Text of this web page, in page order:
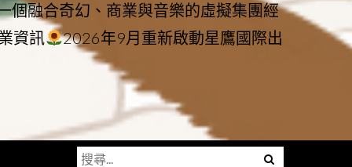
個融合奇幻、商業與音樂的虛擬集團經
資訊
2026年9月重新啟動星鷹國際出
Menu
搜